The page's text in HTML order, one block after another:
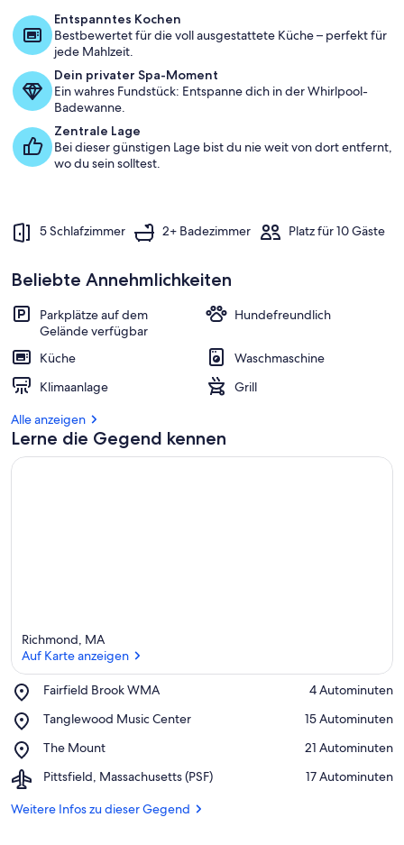
Wohnbereich
Entspanntes Kochen
Bestbewertet für die voll ausgestattete Küche – perfekt für
jede Mahlzeit.
Dein privater Spa-Moment
Ein wahres Fundstück: Entspanne dich in der Whirlpool-
Badewanne.
Zentrale Lage
Bei dieser günstigen Lage bist du nie weit von dort entfernt,
wo du sein solltest.
5 Schlafzimmer 2+ Badezimmer Platz für 10 Gäste
Beliebte Annehmlichkeiten
Parkplätze auf dem
Gelände verfügbar
Hundefreundlich
Küche
Waschmaschine
Klimaanlage
Grill
Alle anzeigen
Lerne die Gegend kennen
Richmond, MA
Auf Karte anzeigen
Fairfield Brook WMA
Place,
Brook
‪4 Autominuten‬
Tanglewood Music Center
Place,
Music
‪15 Autominuten‬
The Mount
Place,
Mount
‪21 Autominuten‬
Pittsfield, Massachusetts (PSF)
Airport,
Massachusetts
‪17 Autominuten‬
Weitere Infos zu dieser Gegend